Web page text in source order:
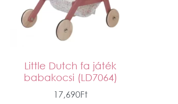
Little Dutch fa játék
babakocsi (LD7064)
17,690Ft